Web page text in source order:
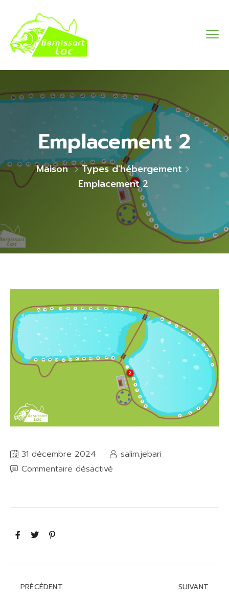
Emplacement 2
Maison
Types d'hébergement
Emplacement 2
31 décembre 2024
salim.jebari
Commentaire désactivé
PRÉCÉDENT SUIVANT